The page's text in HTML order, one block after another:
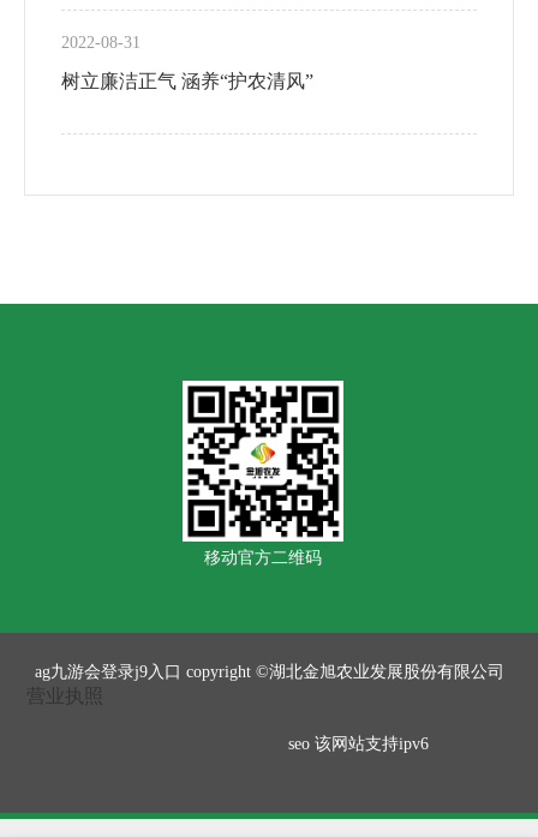
2022-08-31
树立廉洁正气 涵养“护农清风”
移动官方二维码
ag九游会登录j9入口 copyright ©湖北金旭农业发展股份有限公司
营业执照
seo 该网站支持ipv6